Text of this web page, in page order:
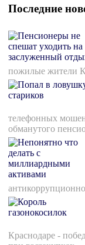
Последние
пожилые жители
телефонных
обманутого
Краснодаре -